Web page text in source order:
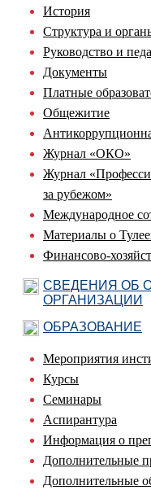
История
Структура и
Руководство и
Документы
Платные
Общежитие
Журнал «ОКО»
Журнал
за рубежом»
Международное
Материалы о
Финансово-
СВЕДЕНИЯ ОБ
ОРГАНИЗАЦИИ
ОБРАЗОВАНИЕ
Мероприятия
Курсы
Семинары
Аспирантура
Информация о
Дополнительные
Дополнительные